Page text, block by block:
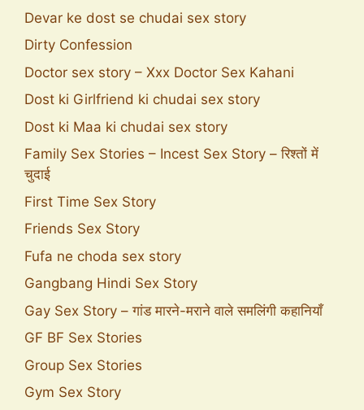
Devar ke dost se chudai sex story
Dirty Confession
Doctor sex story – Xxx Doctor Sex Kahani
Dost ki Girlfriend ki chudai sex story
Dost ki Maa ki chudai sex story
Family Sex Stories – Incest Sex Story – रिश्तों में
चुदाई
First Time Sex Story
Friends Sex Story
Fufa ne choda sex story
Gangbang Hindi Sex Story
Gay Sex Story – गांड मारने-मराने वाले समलिंगी कहानियाँ
GF BF Sex Stories
Group Sex Stories
Gym Sex Story